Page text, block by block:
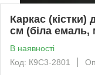
Каркас (кістки)
см (біла емаль,
В наявності
Код: К9С3-2801